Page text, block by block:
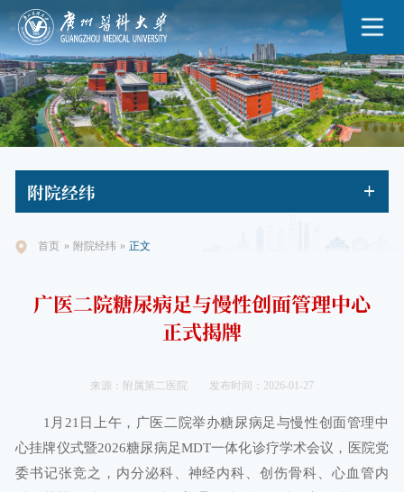
附院经纬
首页 » 附院经纬 » 正文
广医二院糖尿病足与慢性创面管理中心
正式揭牌
来源：附属第二医院 发布时间：2026-01-27
1月21日上午，广医二院举办糖尿病足与慢性创面管理中
心挂牌仪式暨2026糖尿病足MDT一体化诊疗学术会议，医院党
委书记张竞之，内分泌科、神经内科、创伤骨科、心血管内